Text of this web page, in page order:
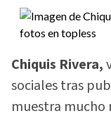
Chiquis Rivera,
sociales tras
muestra mucho